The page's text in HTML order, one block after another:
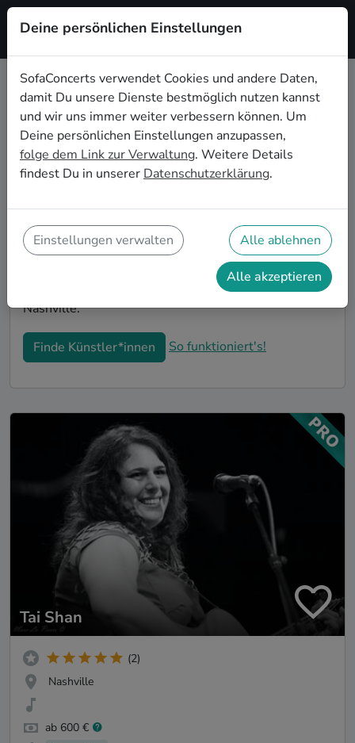
Registrieren
Singer songwriter Musiker*innen
für die Firmenfeier in Nashville
Die alljährliche Firmenfeier in Nashville steht an und
Du bist auf der Suche nach passender Live-Musik, die
findest Du authentische Singer songwriter Bands und
Musiker*innen. Ob stimmungsvolle Partyband,
entspanntes Singer-Songwriter-Duo oder
einzigartiges Quartett - buche jetzt genau die
passende Live-Musik für Deine Firmenfeier in
Nashville.
Finde Künstler*innen So funktioniert's!
Tai Shan
(2)
Nashville
ab 600 €
Deine persönlichen Einstellungen
SofaConcerts verwendet Cookies und andere Daten,
damit Du unsere Dienste bestmöglich nutzen kannst
und wir uns immer weiter verbessern können. Um
Deine persönlichen Einstellungen anzupassen,
folge dem Link zur Verwaltung. Weitere Details
findest Du in unserer Datenschutzerklärung.
Einstellungen verwalten Alle ablehnen
Alle akzeptieren